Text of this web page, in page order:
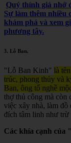
Quý thính giả nhớ
Sự làm thêm nhiều
khám phá và xem
phương tây.
3. Lỗ Ban.
"Lỗ Ban Kinh" là
trúc, phong thủy và
Ban, ông tổ nghề
thợ thủ công mà còn
việc xây nhà, làm đồ
đích tâm linh như trừ
Các khía cạnh